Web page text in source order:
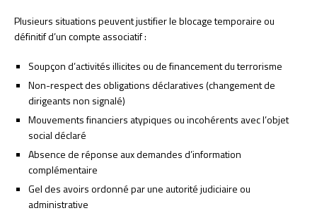
Plusieurs situations peuvent justifier le blocage temporaire ou
définitif d’un compte associatif :
Soupçon d’activités illicites ou de financement du terrorisme
Non-respect des obligations déclaratives (changement de
dirigeants non signalé)
Mouvements financiers atypiques ou incohérents avec l’objet
social déclaré
Absence de réponse aux demandes d’information
complémentaire
Gel des avoirs ordonné par une autorité judiciaire ou
administrative